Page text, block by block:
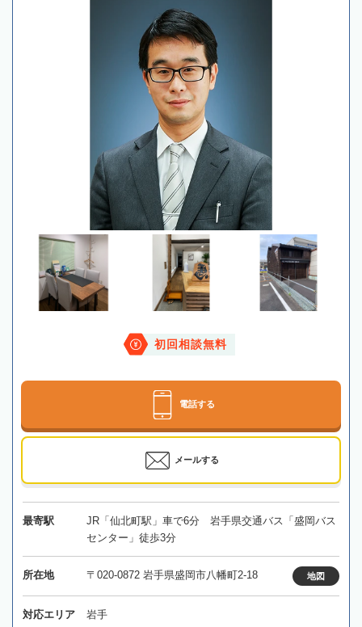
初回相談無料
電話する
メールする
最寄駅
JR「仙北町駅」車で6分 岩手県交通バス「盛岡バス
センター」徒歩3分
所在地 〒020-0872 岩手県盛岡市八幡町2-18 地図
対応エリア 岩手